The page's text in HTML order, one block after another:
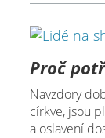
Proč
Navzdory
církve, jsou
a oslavení